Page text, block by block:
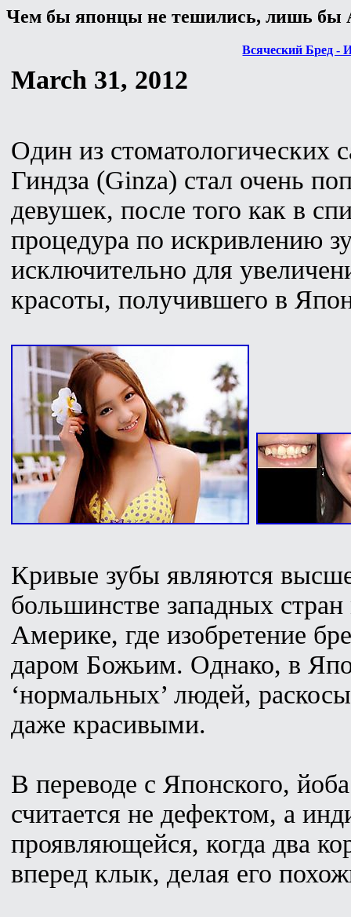
Чем бы японцы не тешились, лишь бы
Всяческий Бред -
March 31, 2012
Один из стоматологических
Гиндза (Ginza) стал очень
девушек, после того как в
процедура по искривлению
исключительно для
красоты, получившего в
Кривые зубы являются
большинстве западных
Америке, где изобретение
даром Божьим. Однако, в
‘нормальных’ людей,
даже красивыми.
В переводе с Японского,
считается не дефектом, а
проявляющейся, когда два
вперед клык, делая его